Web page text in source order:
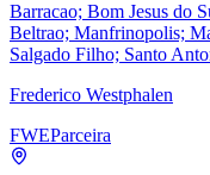
Barracao; Bom Jesus do
Beltrao; Manfrinopolis;
Salgado Filho; Santo
Frederico Westphalen
FWEParceira